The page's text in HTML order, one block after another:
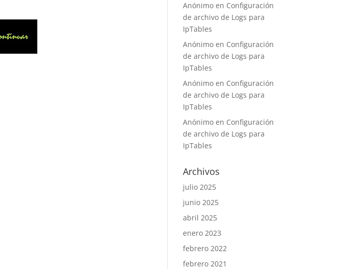
Anónimo en Configuración
de archivo de Logs para
IpTables
Anónimo en Configuración
de archivo de Logs para
IpTables
Anónimo en Configuración
de archivo de Logs para
IpTables
Anónimo en Configuración
de archivo de Logs para
IpTables
Archivos
julio 2025
junio 2025
abril 2025
enero 2023
febrero 2022
febrero 2021